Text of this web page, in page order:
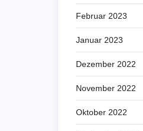
Februar 2023
Januar 2023
Dezember 2022
November 2022
Oktober 2022